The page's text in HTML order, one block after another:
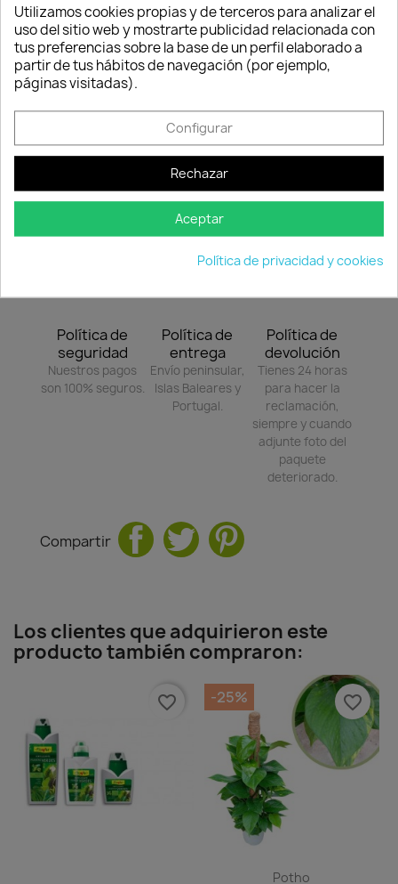
Periodo ideal Periodo favorable
Política de
seguridad
Nuestros pagos
son 100% seguros.
Política de
entrega
Envío peninsular,
Islas Baleares y
Portugal.
Política de
devolución
Tienes 24 horas
para hacer la
reclamación,
siempre y cuando
adjunte foto del
paquete
deteriorado.
Compartir
Los clientes que adquirieron este
producto también compraron:
favorite_border
Potho
-25% favorite_border
Utilizamos cookies propias y de terceros para analizar el
uso del sitio web y mostrarte publicidad relacionada con
tus preferencias sobre la base de un perfil elaborado a
partir de tus hábitos de navegación (por ejemplo,
páginas visitadas).
Configurar
Rechazar
Aceptar
Política de privacidad y cookies